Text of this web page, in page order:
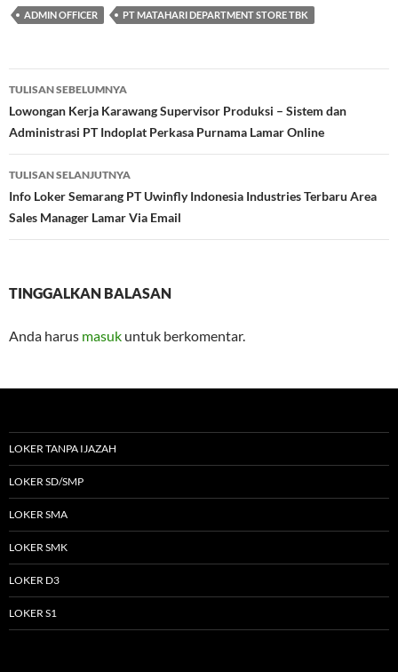
ADMIN OFFICER PT MATAHARI DEPARTMENT STORE TBK
Navigasi
Tulisan
TULISAN SEBELUMNYA
Lowongan Kerja Karawang Supervisor Produksi – Sistem dan
Administrasi PT Indoplat Perkasa Purnama Lamar Online
TULISAN SELANJUTNYA
Info Loker Semarang PT Uwinfly Indonesia Industries Terbaru Area
Sales Manager Lamar Via Email
TINGGALKAN BALASAN
Anda harus masuk untuk berkomentar.
LOKER TANPA IJAZAH
LOKER SD/SMP
LOKER SMA
LOKER SMK
LOKER D3
LOKER S1